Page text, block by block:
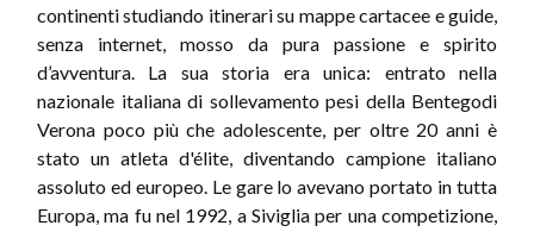
continenti studiando itinerari su mappe cartacee e guide,
senza internet, mosso da pura passione e spirito
d’avventura. La sua storia era unica: entrato nella
nazionale italiana di sollevamento pesi della Bentegodi
Verona poco più che adolescente, per oltre 20 anni è
stato un atleta d'élite, diventando campione italiano
assoluto ed europeo. Le gare lo avevano portato in tutta
Europa, ma fu nel 1992, a Siviglia per una competizione,